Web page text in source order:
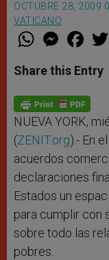
OCTUBRE 28, 2009
VATICANO
W
t
s
p
p
M
e
s
e
g
e
r
F
a
e
b
o
k
Share this Entry
NUEVA YORK,
(ZENIT.org).- En
acuerdos
declaraciones
Estados un
para cumplir con
sobre todo las
pobres.